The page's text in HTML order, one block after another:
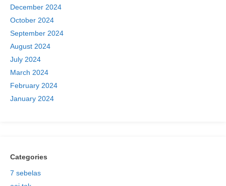
December 2024
October 2024
September 2024
August 2024
July 2024
March 2024
February 2024
January 2024
Categories
7 sebelas